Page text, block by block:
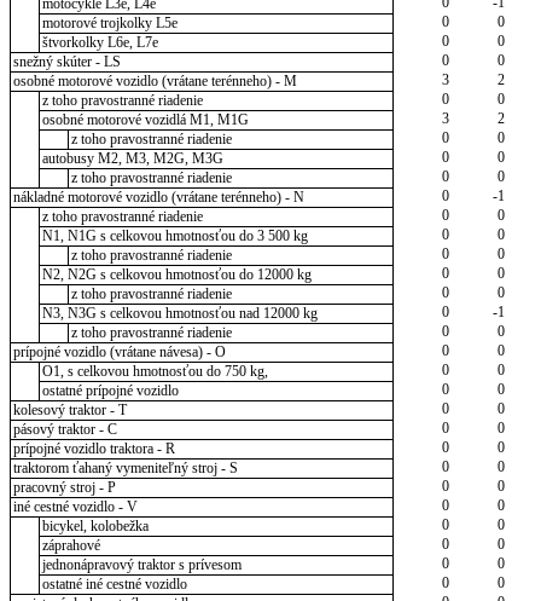
motocykle L3e, L4e
motorové trojkolky L5e
0
0
štvorkolky L6e, L7e
0
0
snežný skúter - LS
0
0
osobné motorové vozidlo (vrátane terénneho) - M
3
2
z toho pravostranné riadenie
0
0
osobné motorové vozidlá M1, M1G
3
2
z toho pravostranné riadenie
0
0
autobusy M2, M3, M2G, M3G
0
0
z toho pravostranné riadenie
0
0
nákladné motorové vozidlo (vrátane terénneho) - N
0
-1
z toho pravostranné riadenie
0
0
N1, N1G s celkovou hmotnosťou do 3 500 kg
0
0
z toho pravostranné riadenie
0
0
N2, N2G s celkovou hmotnosťou do 12000 kg
0
0
z toho pravostranné riadenie
0
0
N3, N3G s celkovou hmotnosťou nad 12000 kg
0
-1
z toho pravostranné riadenie
0
0
prípojné vozidlo (vrátane návesa) - O
0
0
O1, s celkovou hmotnosťou do 750 kg,
0
0
ostatné prípojné vozidlo
0
0
kolesový traktor - T
0
0
pásový traktor - C
0
0
prípojné vozidlo traktora - R
0
0
traktorom ťahaný vymeniteľný stroj - S
0
0
pracovný stroj - P
0
0
iné cestné vozidlo - V
0
0
bicykel, kolobežka
0
0
záprahové
0
0
jednonápravový traktor s prívesom
0
0
ostatné iné cestné vozidlo
0
0